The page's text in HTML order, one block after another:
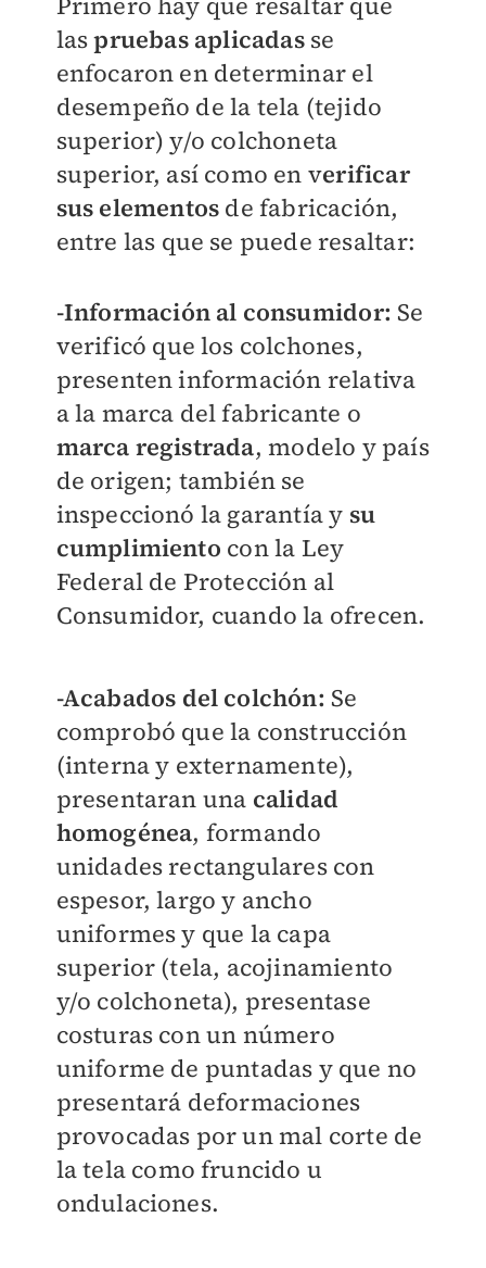
laspruebas aplicadasse
enfocaron en determinar el
desempeño de la tela (tejido
superior) y/o colchoneta
superior, así como en verificar
sus elementos de fabricación,
entre las que se puede resaltar:
-Información al consumidor: Se
verificó que los colchones,
presenten información relativa
a la marca del fabricante o
marca registrada, modelo y país
de origen; también se
inspeccionó la garantía y su
cumplimiento con la Ley
Federal de Protección al
Consumidor, cuando la ofrecen.
-Acabados del colchón: Se
comprobó que la construcción
(interna y externamente),
presentaran una calidad
homogénea, formando
unidades rectangulares con
espesor, largo y ancho
uniformes y que la capa
superior (tela, acojinamiento
y/o colchoneta), presentase
costuras con un número
uniforme de puntadas y que no
presentará deformaciones
provocadas por un mal corte de
la tela como fruncido u
ondulaciones.